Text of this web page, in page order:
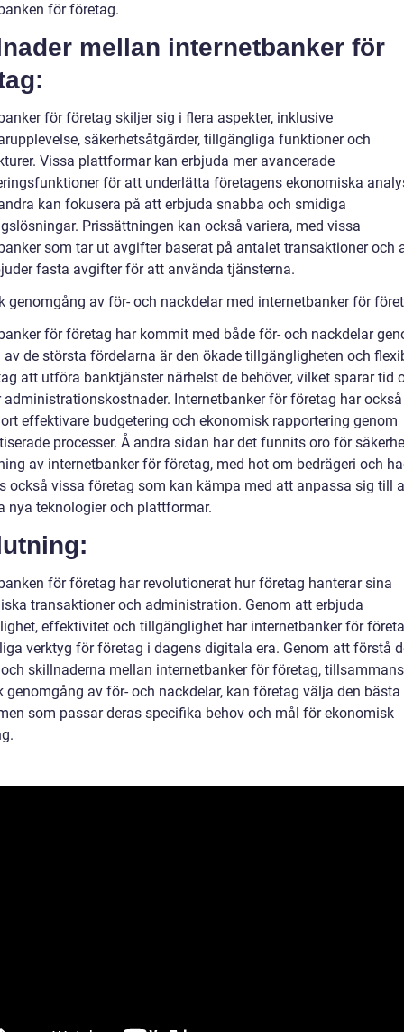
för företag.
mellan internetbanker för
för företag skiljer sig i flera aspekter, inklusive
säkerhetsåtgärder, tillgängliga funktioner och
Vissa plattformar kan erbjuda mer avancerade
för att underlätta företagens ekonomiska
kan fokusera på att erbjuda snabba och smidiga
Prissättningen kan också variera, med vissa
som tar ut avgifter baserat på antalet transaktioner och
fasta avgifter för att använda tjänsterna.
genomgång av för- och nackdelar med internetbanker för
för företag har kommit med både för- och nackdelar
av de största fördelarna är den ökade tillgängligheten och
att utföra banktjänster närhelst de behöver, vilket sparar tid
administrationskostnader. Internetbanker för företag har också
effektivare budgetering och ekonomisk rapportering genom
processer. Å andra sidan har det funnits oro för
av internetbanker för företag, med hot om bedrägeri och
också vissa företag som kan kämpa med att anpassa sig till
nya teknologier och plattformar.
för företag har revolutionerat hur företag hanterar sina
transaktioner och administration. Genom att erbjuda
effektivitet och tillgänglighet har internetbanker för
verktyg för företag i dagens digitala era. Genom att förstå
skillnaderna mellan internetbanker för företag,
genomgång av för- och nackdelar, kan företag välja den bästa
som passar deras specifika behov och mål för ekonomisk